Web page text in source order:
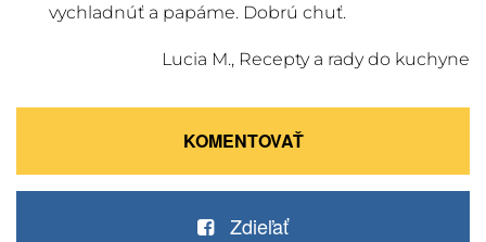
vychladnúť a papáme. Dobrú chuť.
Lucia M., Recepty a rady do kuchyne
KOMENTOVAŤ
Zdieľať